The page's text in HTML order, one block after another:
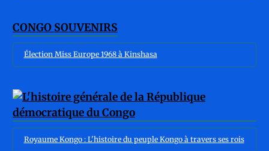
CONGO SOUVENIRS
Élection Miss Europe 1968 à Kinshasa
Royaume Kongo : L'histoire du peuple Kongo à travers ses rois